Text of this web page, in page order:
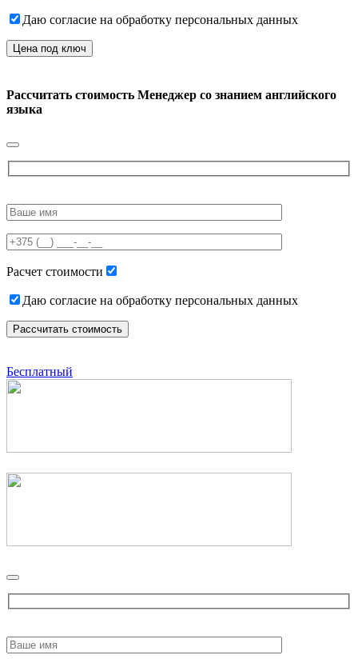
Даю согласие на обработку персональных данных
Рассчитать стоимость Менеджер со знанием английского
языка
leave
field
empty.
Расчет стоимости
Даю согласие на обработку персональных данных
Бесплатный
leave